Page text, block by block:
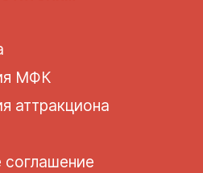
МФК
аттракциона
соглашение